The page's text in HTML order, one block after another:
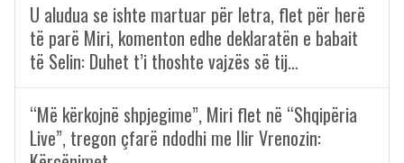
U aludua se ishte martuar për letra, flet për herë
të parë Miri, komenton edhe deklaratën e babait
të Selin: Duhet t’i thoshte vajzës së tij…
“Më kërkojnë shpjegime”, Miri flet në “Shqipëria
Live”, tregon çfarë ndodhi me Ilir Vrenozin: